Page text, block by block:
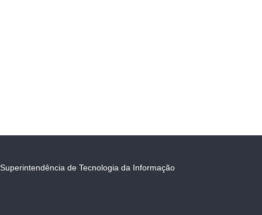
Superintendência de Tecnologia da Informação